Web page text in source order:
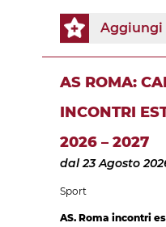
Aggiungi
AS ROMA:
INCONTRI
2026 – 2027
dal 23 Agosto
Sport
AS. Roma incontri